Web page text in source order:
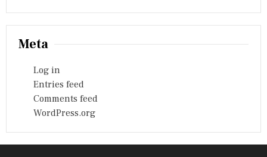
Meta
Log in
Entries feed
Comments feed
WordPress.org